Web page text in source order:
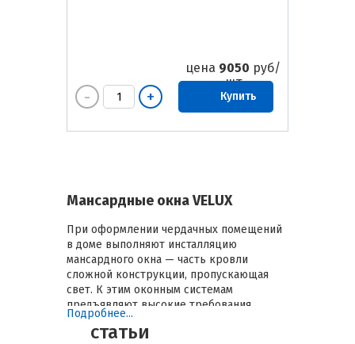
цена 9050 руб/
шт
Купить
Мансардные окна VELUX
При оформлении чердачных помещений
в доме выполняют инсталляцию
мансардного окна — часть кровли
сложной конструкции, пропускающая
свет. К этим оконным системам
предъявляют высокие требования
надежности, прочности, безопасности,
герметичности, ведь они должны
Подробнее...
статьи